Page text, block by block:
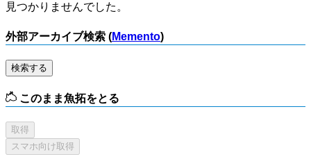
見つかりませんでした。
外部アーカイブ検索 (Memento)
検索する
このまま魚拓をとる